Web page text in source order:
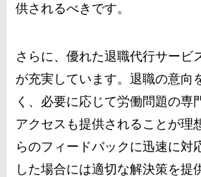
供されるべきです。
さらに、優れた退職代行サービ
が充実しています。退職の意向
く、必要に応じて労働問題の専
アクセスも提供されることが理
らのフィードバックに迅速に対
した場合には適切な解決策を提